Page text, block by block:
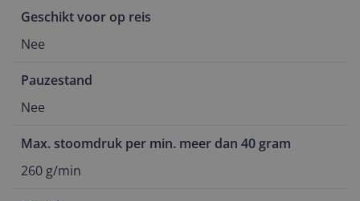
Geschikt voor op reis
Nee
Pauzestand
Nee
Max. stoomdruk per min. meer dan 40 gram
260 g/min